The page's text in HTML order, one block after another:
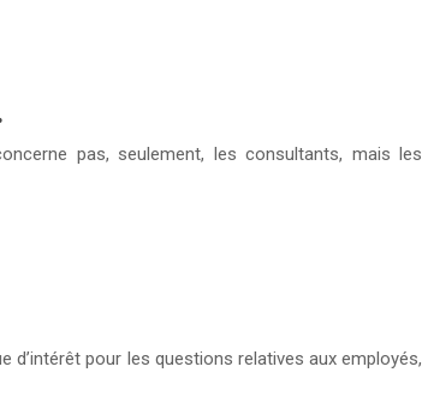
pas, seulement, les consultants, mais les
d’intérêt pour les questions relatives aux employés,